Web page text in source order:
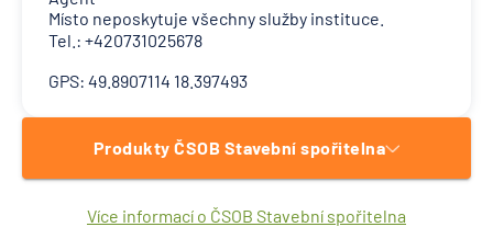
Místo neposkytuje všechny služby instituce.
Tel.: +420731025678
GPS: 49.8907114 18.397493
Produkty ČSOB Stavební spořitelna
Více informací o ČSOB Stavební spořitelna